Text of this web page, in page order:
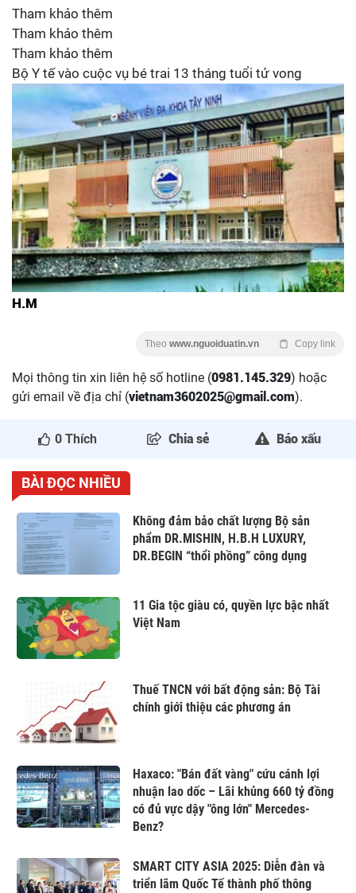
Tham khảo thêm
Tham khảo thêm
Tham khảo thêm
Bộ Y tế vào cuộc vụ bé trai 13 tháng tuổi tử vong
H.M
Theo www.nguoiduatin.vn Copy link
Mọi thông tin xin liên hệ số hotline (0981.145.329) hoặc
gửi email về địa chỉ (vietnam3602025@gmail.com).
0 Thích Chia sẻ Báo xấu
BÀI ĐỌC NHIỀU
Không đảm bảo chất lượng Bộ sản
phẩm DR.MISHIN, H.B.H LUXURY,
DR.BEGIN “thổi phồng” công dụng
11 Gia tộc giàu có, quyền lực bậc nhất
Việt Nam
Thuế TNCN với bất động sản: Bộ Tài
chính giới thiệu các phương án
Haxaco: "Bán đất vàng" cứu cánh lợi
nhuận lao dốc – Lãi khủng 660 tỷ đồng
có đủ vực dậy "ông lớn" Mercedes-
Benz?
SMART CITY ASIA 2025: Diễn đàn và
triển lãm Quốc Tế thành phố thông